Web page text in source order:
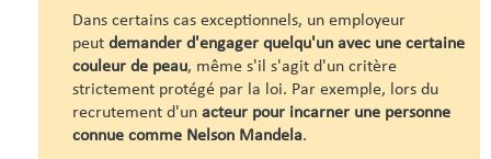
Dans certains cas exceptionnels, un employeur
peut demander d'engager quelqu'un avec une certaine
couleur de peau, même s'il s'agit d'un critère
strictement protégé par la loi. Par exemple, lors du
recrutement d'un acteur pour incarner une personne
connue comme Nelson Mandela.